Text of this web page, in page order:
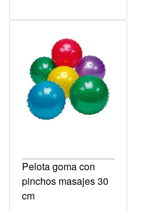
Pelota goma con
pinchos masajes 30
cm